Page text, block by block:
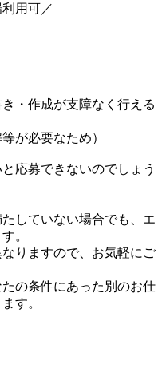
用可／
・作成が支障なく行える
が必要なため）
応募できないのでしょう
していない場合でも、エ
。
りますので、お気軽にご
の条件にあった別のお仕
ます。